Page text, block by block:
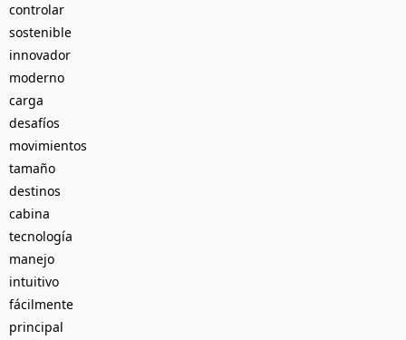
controlar
sostenible
innovador
moderno
carga
desafíos
movimientos
tamaño
destinos
cabina
tecnología
manejo
intuitivo
fácilmente
principal